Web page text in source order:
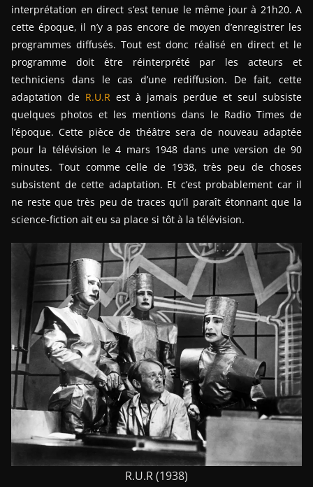
interprétation en direct s’est tenue le même jour à 21h20. A
cette époque, il n’y a pas encore de moyen d’enregistrer les
programmes diffusés. Tout est donc réalisé en direct et le
programme doit être réinterprété par les acteurs et
techniciens dans le cas d’une rediffusion. De fait, cette
adaptation de R.U.R est à jamais perdue et seul subsiste
quelques photos et les mentions dans le Radio Times de
l’époque. Cette pièce de théâtre sera de nouveau adaptée
pour la télévision le 4 mars 1948 dans une version de 90
minutes. Tout comme celle de 1938, très peu de choses
subsistent de cette adaptation. Et c’est probablement car il
ne reste que très peu de traces qu’il paraît étonnant que la
science-fiction ait eu sa place si tôt à la télévision.
R.U.R (1938)